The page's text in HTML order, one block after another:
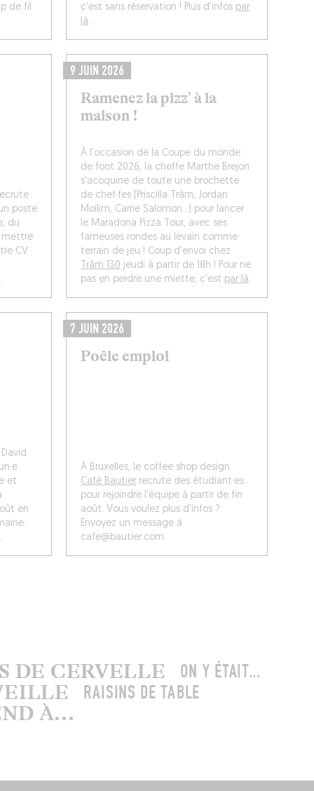
de fil
c'est sans réservation ! Plus d'infos par
là.
poste
du
mettre
CV
9 JUIN 2026
Ramenez la pizz' à la
maison !
À l'occasion de la Coupe du monde
de foot 2026, la cheffe Marthe Brejon
s'acoquine de toute une brochette
de chef·fes (Priscilla Trâm, Jordan
Moilim, Carrie Salomon...) pour lancer
le Maradona Pizza Tour, avec ses
fameuses rondes au levain comme
terrain de jeu ! Coup d'envoi chez
Trâm 130 jeudi à partir de 18h ! Pour ne
pas en perdre une miette, c'est par là.
et
en
7 JUIN 2026
Poêle emploi
À Bruxelles, le coffee shop design
Café Bautier recrute des étudiant·es
pour rejoindre l'équipe à partir de fin
août. Vous voulez plus d'infos ?
Envoyez un message à
cafe@bautier.com.
DE CERVELLE ON Y ÉTAIT...
RAISINS DE TABLE
À...